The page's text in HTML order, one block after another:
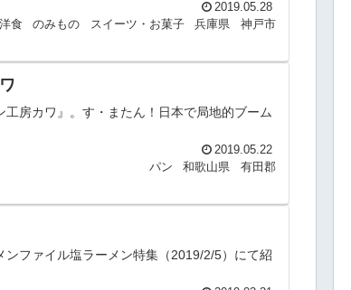
2019.05.28
食
のみもの スイーツ・お菓子 兵庫県 神戸市
房カワ』。す・またん！日本で局地的ブーム
2019.05.22
パン
和歌山県 有田郡
ファイル塩ラーメン特集（2019/2/5）にて紹